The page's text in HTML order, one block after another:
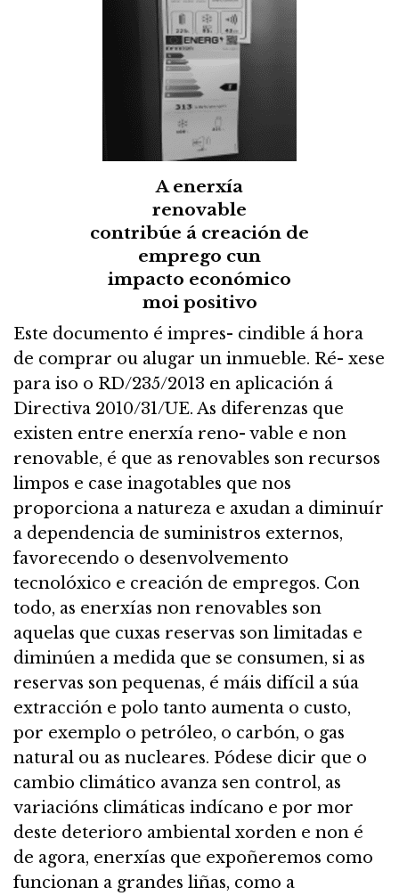
A enerxía
renovable
contribúe á creación de
emprego cun
impacto económico
moi positivo
Este documento é impres- cindible á hora
de comprar ou alugar un inmueble. Ré- xese
para iso o RD/235/2013 en aplicación á
Directiva 2010/31/UE. As diferenzas que
existen entre enerxía reno- vable e non
renovable, é que as renovables son recursos
limpos e case inagotables que nos
proporciona a natureza e axudan a diminuír
a dependencia de suministros externos,
favorecendo o desenvolvemento
tecnolóxico e creación de empregos. Con
todo, as enerxías non renovables son
aquelas que cuxas reservas son limitadas e
diminúen a medida que se consumen, si as
reservas son pequenas, é máis difícil a súa
extracción e polo tanto aumenta o custo,
por exemplo o petróleo, o carbón, o gas
natural ou as nucleares. Pódese dicir que o
cambio climático avanza sen control, as
variacións climáticas indícano e por mor
deste deterioro ambiental xorden e non é
de agora, enerxías que expoñeremos como
funcionan a grandes liñas, como a